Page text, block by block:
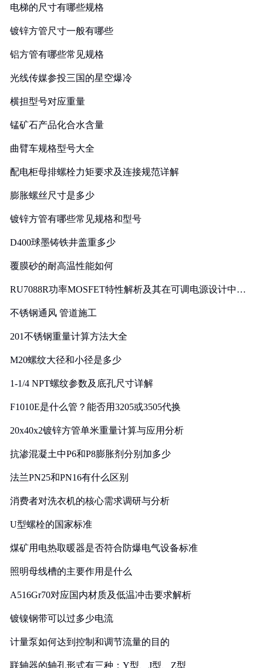
电梯的尺寸有哪些规格
镀锌方管尺寸一般有哪些
铝方管有哪些常见规格
光线传媒参投三国的星空爆冷
横担型号对应重量
锰矿石产品化合水含量
曲臂车规格型号大全
配电柜母排螺栓力矩要求及连接规范详解
膨胀螺丝尺寸是多少
镀锌方管有哪些常见规格和型号
D400球墨铸铁井盖重多少
覆膜砂的耐高温性能如何
RU7088R功率MOSFET特性解析及其在可调电源设计中的
不锈钢通风 管道施工
201不锈钢重量计算方法大全
M20螺纹大径和小径是多少
1-1/4 NPT螺纹参数及底孔尺寸详解
F1010E是什么管？能否用3205或3505代换
20x40x2镀锌方管单米重量计算与应用分析
抗渗混凝土中P6和P8膨胀剂分别加多少
法兰PN25和PN16有什么区别
消费者对洗衣机的核心需求调研与分析
U型螺栓的国家标准
煤矿用电热取暖器是否符合防爆电气设备标准
照明母线槽的主要作用是什么
A516Gr70对应国内材质及低温冲击要求解析
镀镍钢带可以过多少电流
计量泵如何达到控制和调节流量的目的
联轴器的轴孔形式有三种：Y型、J型、Z型